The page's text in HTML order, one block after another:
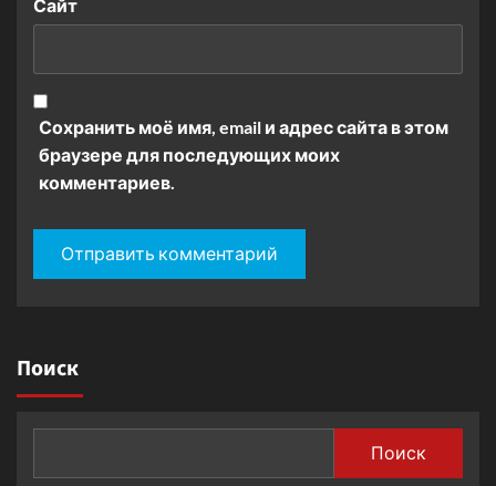
Сайт
Сохранить моё имя, email и адрес сайта в этом
браузере для последующих моих
комментариев.
Поиск
Поиск